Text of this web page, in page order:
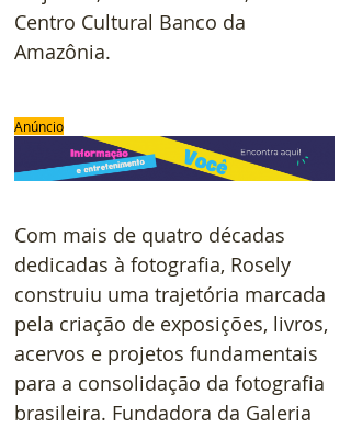
Centro Cultural Banco da
Amazônia.
Anúncio
Com mais de quatro décadas
dedicadas à fotografia, Rosely
construiu uma trajetória marcada
pela criação de exposições, livros,
acervos e projetos fundamentais
para a consolidação da fotografia
brasileira. Fundadora da Galeria